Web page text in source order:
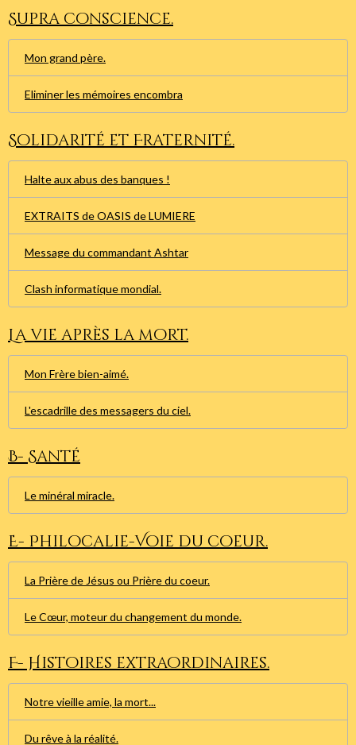
Supra conscience.
Mon grand père.
Eliminer les mémoires encombra
Solidarité et Fraternité.
Halte aux abus des banques !
EXTRAITS de OASIS de LUMIERE
Message du commandant Ashtar
Clash informatique mondial.
La vie après la mort.
Mon Frère bien-aimé.
L'escadrille des messagers du ciel.
B- Santé
Le minéral miracle.
E- Philocalie-Voie du coeur.
La Prière de Jésus ou Prière du coeur.
Le Cœur, moteur du changement du monde.
F- Histoires extraordinaires.
Notre vieille amie, la mort...
Du rêve à la réalité.